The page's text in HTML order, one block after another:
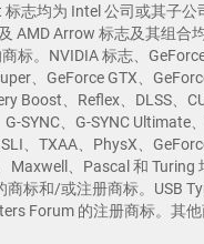
标志均为 Intel 公司或其子
AMD Arrow 标志及其组合
标。NVIDIA 标志、GeForce
、GeForce GTX、
Boost、Reflex、DLSS、
SYNC、G-SYNC Ultimate
、TXAA、PhysX、
Maxwell、Pascal 和 Turing
商标和/或注册商标。USB
Forum 的注册商标。其